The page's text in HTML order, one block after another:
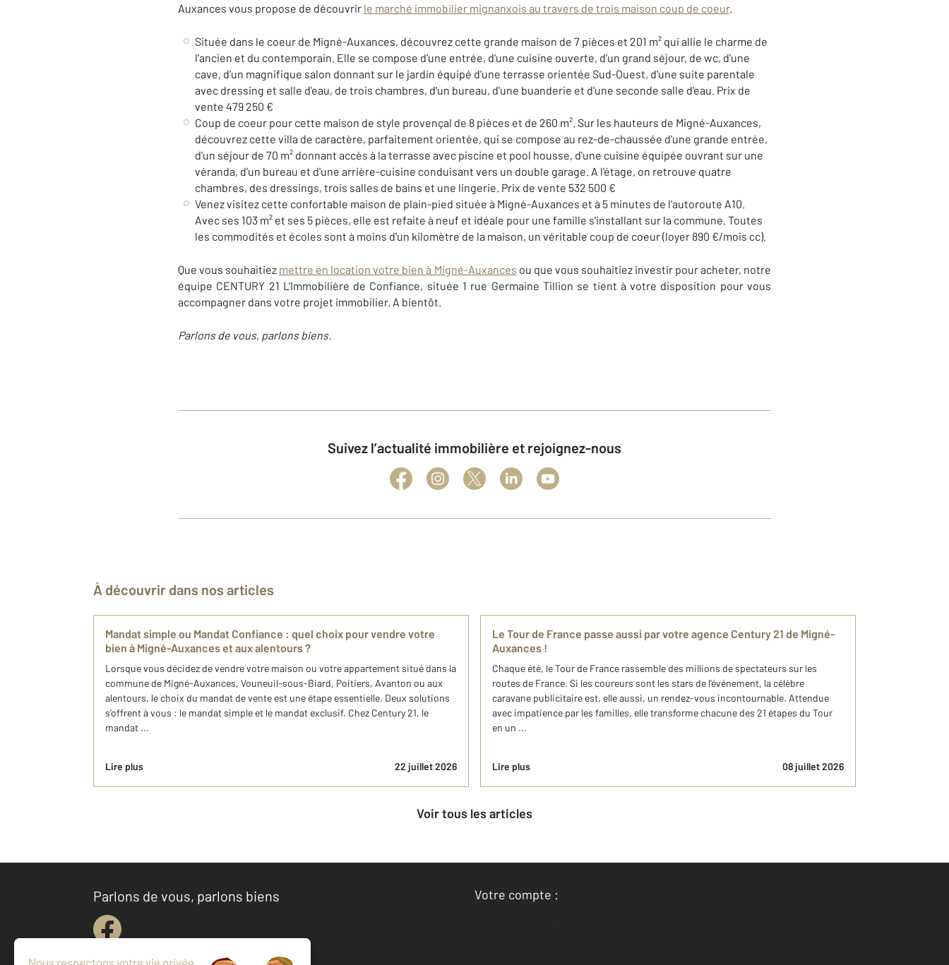
Auxances vous propose de découvrir le marché immobilier mignanxois au travers de trois maison coup de coeur.
Située dans le coeur de Migné-Auxances, découvrez cette grande maison de 7 pièces et 201 m² qui allie le charme de
l'ancien et du contemporain. Elle se compose d'une entrée, d'une cuisine ouverte, d'un grand séjour, de wc, d'une
cave, d'un magnifique salon donnant sur le jardin équipé d'une terrasse orientée Sud-Ouest, d'une suite parentale
avec dressing et salle d'eau, de trois chambres, d'un bureau, d'une buanderie et d'une seconde salle d'eau. Prix de
vente 479 250 €
Coup de coeur pour cette maison de style provençal de 8 pièces et de 260 m². Sur les hauteurs de Migné-Auxances,
découvrez cette villa de caractère, parfaitement orientée, qui se compose au rez-de-chaussée d'une grande entrée,
d'un séjour de 70 m² donnant accès à la terrasse avec piscine et pool housse, d'une cuisine équipée ouvrant sur une
véranda, d'un bureau et d'une arrière-cuisine conduisant vers un double garage. A l'étage, on retrouve quatre
chambres, des dressings, trois salles de bains et une lingerie. Prix de vente 532 500 €
Venez visitez cette confortable maison de plain-pied située à Migné-Auxances et à 5 minutes de l'autoroute A10.
Avec ses 103 m² et ses 5 pièces, elle est refaite à neuf et idéale pour une famille s'installant sur la commune. Toutes
les commodités et écoles sont à moins d'un kilomètre de la maison, un véritable coup de coeur (loyer 890 €/mois cc).
Que vous souhaitiez mettre en location votre bien à Migné-Auxances ou que vous souhaitiez investir pour acheter, notre
équipe CENTURY 21 L'Immobilière de Confiance, située 1 rue Germaine Tillion se tient à votre disposition pour vous
accompagner dans votre projet immobilier. A bientôt.
Parlons de vous, parlons biens.
Suivez l’actualité immobilière et rejoignez-nous
À découvrir dans nos articles
Mandat simple ou Mandat Confiance : quel choix pour vendre votre
bien à Migné-Auxances et aux alentours ?
Lorsque vous décidez de vendre votre maison ou votre appartement situé dans la
commune de Migné-Auxances, Vouneuil-sous-Biard, Poitiers, Avanton ou aux
alentours, le choix du mandat de vente est une étape essentielle. Deux solutions
s'offrent à vous : le mandat simple et le mandat exclusif. Chez Century 21, le
mandat ...
Lire plus 22 juillet 2026
Le Tour de France passe aussi par votre agence Century 21 de Migné-
Auxances !
Chaque été, le Tour de France rassemble des millions de spectateurs sur les
routes de France. Si les coureurs sont les stars de l'événement, la célèbre
caravane publicitaire est, elle aussi, un rendez-vous incontournable. Attendue
avec impatience par les familles, elle transforme chacune des 21 étapes du Tour
en un ...
Lire plus 08 juillet 2026
Voir tous les articles
Parlons de vous, parlons biens
Votre compte :
Accéder à mon compte